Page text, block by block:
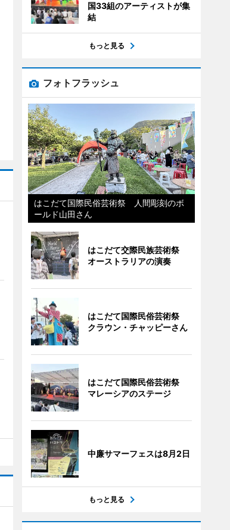
国33組のアーティストが集
結
もっと見る
フォトフラッシュ
はこだて国際民俗芸術祭 人間彫刻のボ
ールド山田さん
はこだて交際民族芸術祭
オーストラリアの演奏
はこだて国際民俗芸術祭
クラウン・チャッピーさん
はこだて国際民俗芸術祭
マレーシアのステージ
中廉サマーフェスは8月2日
もっと見る